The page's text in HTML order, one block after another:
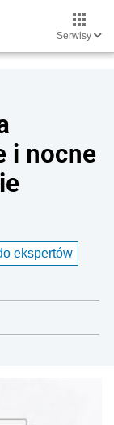
Serwisy
i nocne
ekspertów